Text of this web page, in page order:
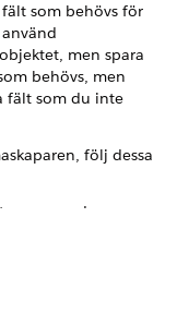
som behövs för
men spara
behövs, men
fält som du inte
följ dessa
anger du
på